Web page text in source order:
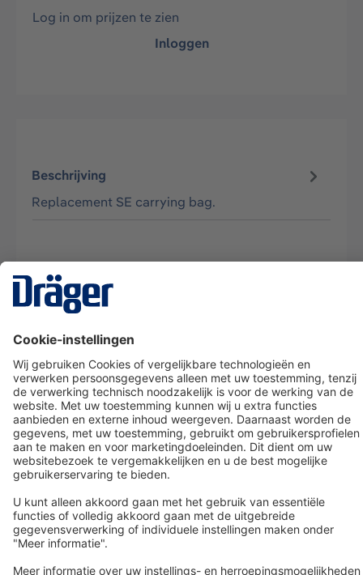
Log in om prijzen te zien
Inloggen
Beschrijving
Replacement SE carrying bag.
Dräger klantenservice
Over Dräger
Bestellen in onze webshop
Community